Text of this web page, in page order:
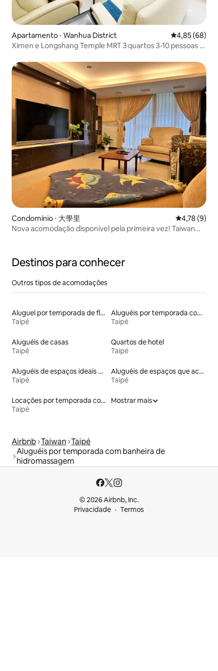
Apartamento ⋅ Wanhua District 4,85 de uma
4,85 (68)
Ximen e Longshang Temple MRT 3 quartos 3-10 pessoas 1
Condomínio ⋅ 大學里 4,78 de
4,78 (9)
Nova acomodação disponível pela primeira vez! Taiwan
e ótimas comodidades, onde as pessoas podem relaxar e
descansar
Destinos para conhecer
Outros tipos de acomodações
Aluguel por temporada de flats
Taipé
Aluguéis por temporada com suítes privativas
Taipé
Aluguéis de casas
Taipé
Quartos de hotel
Taipé
Aluguéis de espaços ideais para famílias
Taipé
Aluguéis de espaços que aceitam animais de estimação
Taipé
Locações por temporada com piscina
Taipé
Mostrar mais
Airbnb Taiwan Taipé
Aluguéis por temporada com banheira de
hidromassagem
© 2026 Airbnb, Inc.
Privacidade
Termos